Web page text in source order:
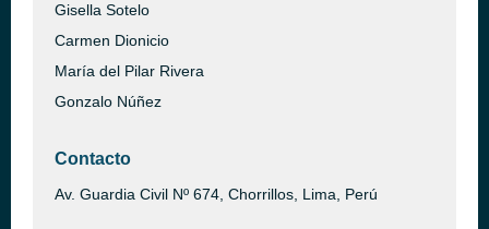
Gisella Sotelo
Carmen Dionicio
María del Pilar Rivera
Gonzalo Núñez
Contacto
Av. Guardia Civil Nº 674, Chorrillos, Lima, Perú